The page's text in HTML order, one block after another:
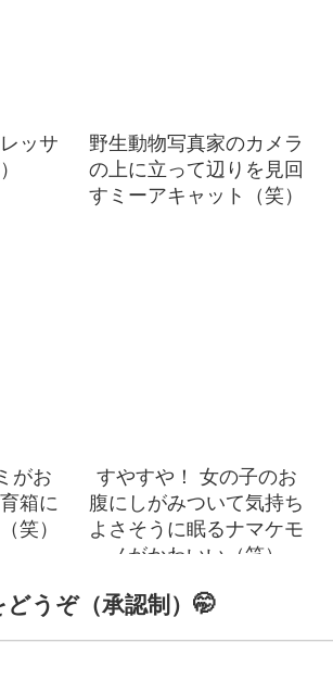
ッサ
野生動物写真家のカメラ
の上に立って辺りを見回
すミーアキャット（笑）
がお
箱に
笑）
すやすや！ 女の子のお
腹にしがみついて気持ち
よさそうに眠るナマケモ
ノがかわいい（笑）
うぞ（承認制）🤭